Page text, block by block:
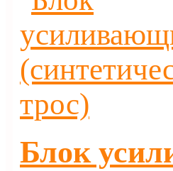
Блок